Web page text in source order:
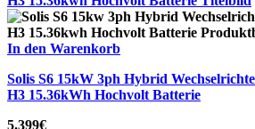
In den Warenkorb
Solis S6 15kW 3ph Hybrid
H3 15.36kWh Hochvolt Batterie
5.399€